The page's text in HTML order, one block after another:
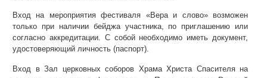
Вход на мероприятия фестиваля «Вера и слово» возможен
только при наличии бейджа участника, по приглашению или
согласно аккредитации. С собой необходимо иметь документ,
удостоверяющий личность (паспорт).
Вход в Зал церковных соборов Храма Христа Спасителя на